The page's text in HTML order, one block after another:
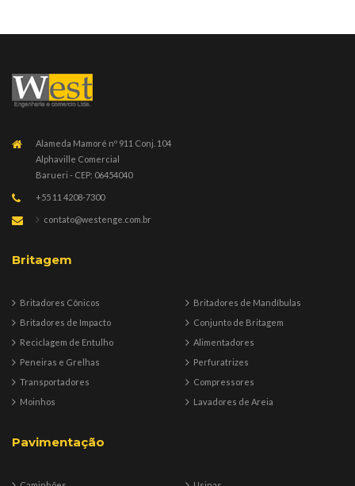
Alameda Mamoré nº 911 Conj. 104
Alphaville Comercial
Barueri - CEP: 06454040
+55 11 4208-7300
contato@westenge.com.br
Britagem
Britadores Cônicos
Britadores de Impacto
Reciclagem de Entulho
Peneiras e Grelhas
Transportadores
Moinhos
Britadores de Mandíbulas
Conjunto de Britagem
Alimentadores
Perfuratrizes
Compressores
Lavadores de Areia
Pavimentação